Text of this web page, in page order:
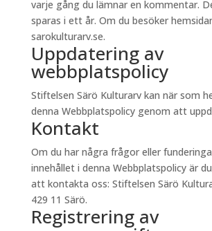
varje gång du lämnar en kommentar.
sparas i ett år. Om du besöker
sarokulturarv.se.
Uppdatering av
webbplatspolicy
Stiftelsen Särö Kulturarv kan när som
denna Webbplatspolicy genom att
Kontakt
Om du har några frågor eller
innehållet i denna Webbplatspolicy är
att kontakta oss: Stiftelsen Särö
429 11 Särö.
Registrering av